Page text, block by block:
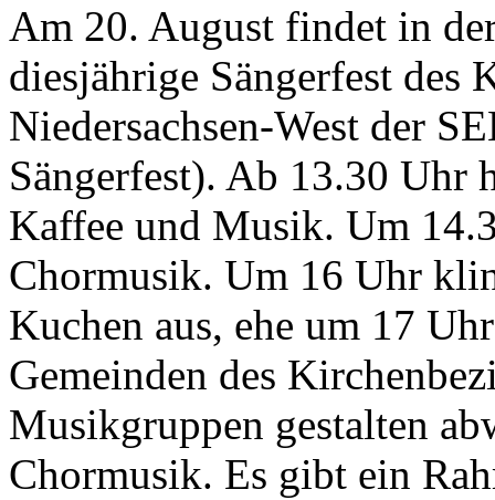
Am 20. August findet in
diesjährige Sängerfest des
Niedersachsen-West der
Sängerfest). Ab 13.30 Uhr
Kaffee und Musik. Um
Chormusik. Um 16 Uhr
Kuchen aus, ehe um 17
Gemeinden des
Musikgruppen gestalten
Chormusik. Es gibt ein